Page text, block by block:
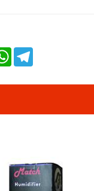
WhatsApp